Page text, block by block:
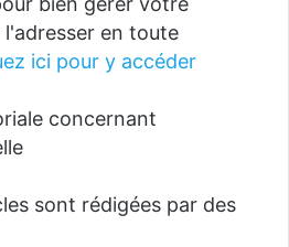
en toute
ici pour y accéder
concernant
sont rédigées par des